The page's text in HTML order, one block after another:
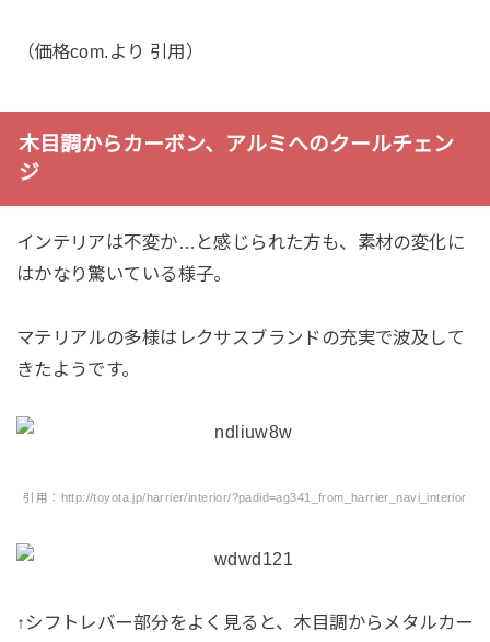
（価格com.より 引用）
木目調からカーボン、アルミへのクールチェン
ジ
インテリアは不変か…と感じられた方も、素材の変化に
はかなり驚いている様子。
マテリアルの多様はレクサスブランドの充実で波及して
きたようです。
引用：http://toyota.jp/harrier/interior/?padid=ag341_from_harrier_navi_interior
↑シフトレバー部分をよく見ると、木目調からメタルカー